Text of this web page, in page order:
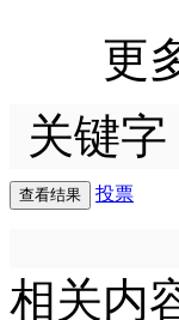
更
关键字
投票
相关内